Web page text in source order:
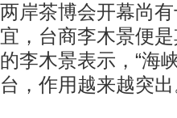
两岸茶博会开幕尚
宜，台商李木景便
的李木景表示，“海
台，作用越来越突出